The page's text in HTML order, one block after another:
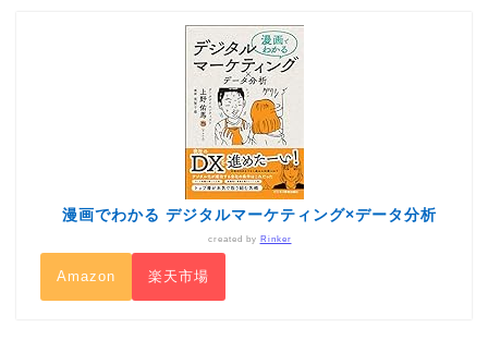
漫画でわかる デジタルマーケティング×データ分析
created by Rinker
Amazon 楽天市場